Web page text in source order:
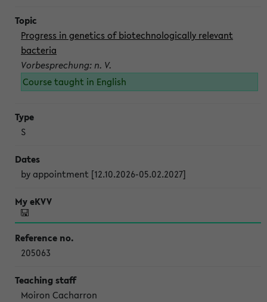
Progress in genetics of biotechnologically relevant
bacteria
Vorbesprechung: n. V.
Course taught in English
S
by appointment [12.10.2026-05.02.2027]
205063
Moiron Cacharron